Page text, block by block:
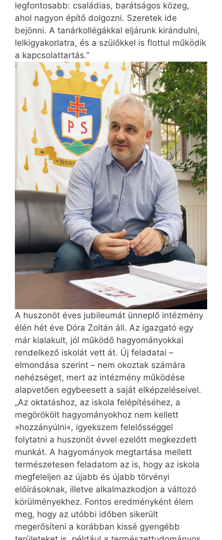
legfontosabb: családias, barátságos közeg,
ahol nagyon építő dolgozni. Szeretek ide
bejönni. A tanárkollégákkal eljárunk kirándulni,
lelkigyakorlatra, és a szülőkkel is flottul működik
a kapcsolattartás.”
A huszonöt éves jubileumát ünneplő intézmény
élén hét éve Dóra Zoltán áll. Az igazgató egy
már kialakult, jól működő hagyományokkal
rendelkező iskolát vett át. Új fel­adatai –
elmondása szerint – nem okoztak számára
nehéz­séget, mert az intézmény működése
alapvetően egybeesett a saját elképzeléseivel.
„Az oktatáshoz, az iskola felépítéséhez, a
megörökölt hagyományokhoz nem kellett
»hozzányúlni«, igyekszem felelősséggel
folytatni a huszonöt évvel ezelőtt megkezdett
munkát. A hagyományok megtartása mellett
természetesen feladatom az is, hogy az iskola
megfeleljen az újabb és újabb törvényi
előírásoknak, illetve alkalmazkodjon a változó
körülményekhez. Fontos eredményként élem
meg, hogy az utóbbi időben sikerült
megerősíteni a korábban kissé gyengébb